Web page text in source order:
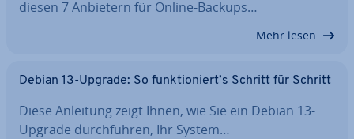
diesen 7 Anbietern für Online-Backups…
Mehr lesen
Debian 13-Upgrade: So funk­tio­niert’s Schritt für Schritt
Diese Anleitung zeigt Ihnen, wie Sie ein Debian 13-
Upgrade durch­füh­ren, Ihr System…